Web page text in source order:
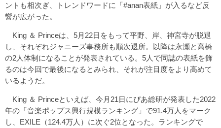
ントも相次ぎ、トレンドワードに「#anan表紙」が入るなど反
響が広がった。
King ＆ Princeは、5月22日をもって平野、岸、神宮寺が脱退
し、それぞれジャニーズ事務所も順次退所。以降は永瀬と高橋
の2人体制になることが発表されている。5人で同誌の表紙を飾
るのは今回で最後になるとみられ、それが注目度をより高めて
いるようだ。
King ＆ Princeといえば、今月21日にぴあ総研が発表した2022
年の「音楽ポップス興行規模ランキング」で91.4万人をマーク
し、EXILE（124.4万人）に次ぐ2位となった。ランキングで